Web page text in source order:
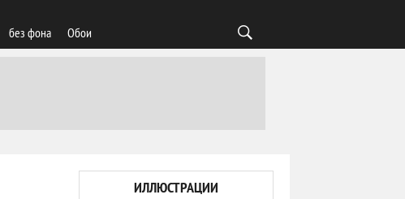
без фона Обои
ИЛЛЮСТРАЦИИ